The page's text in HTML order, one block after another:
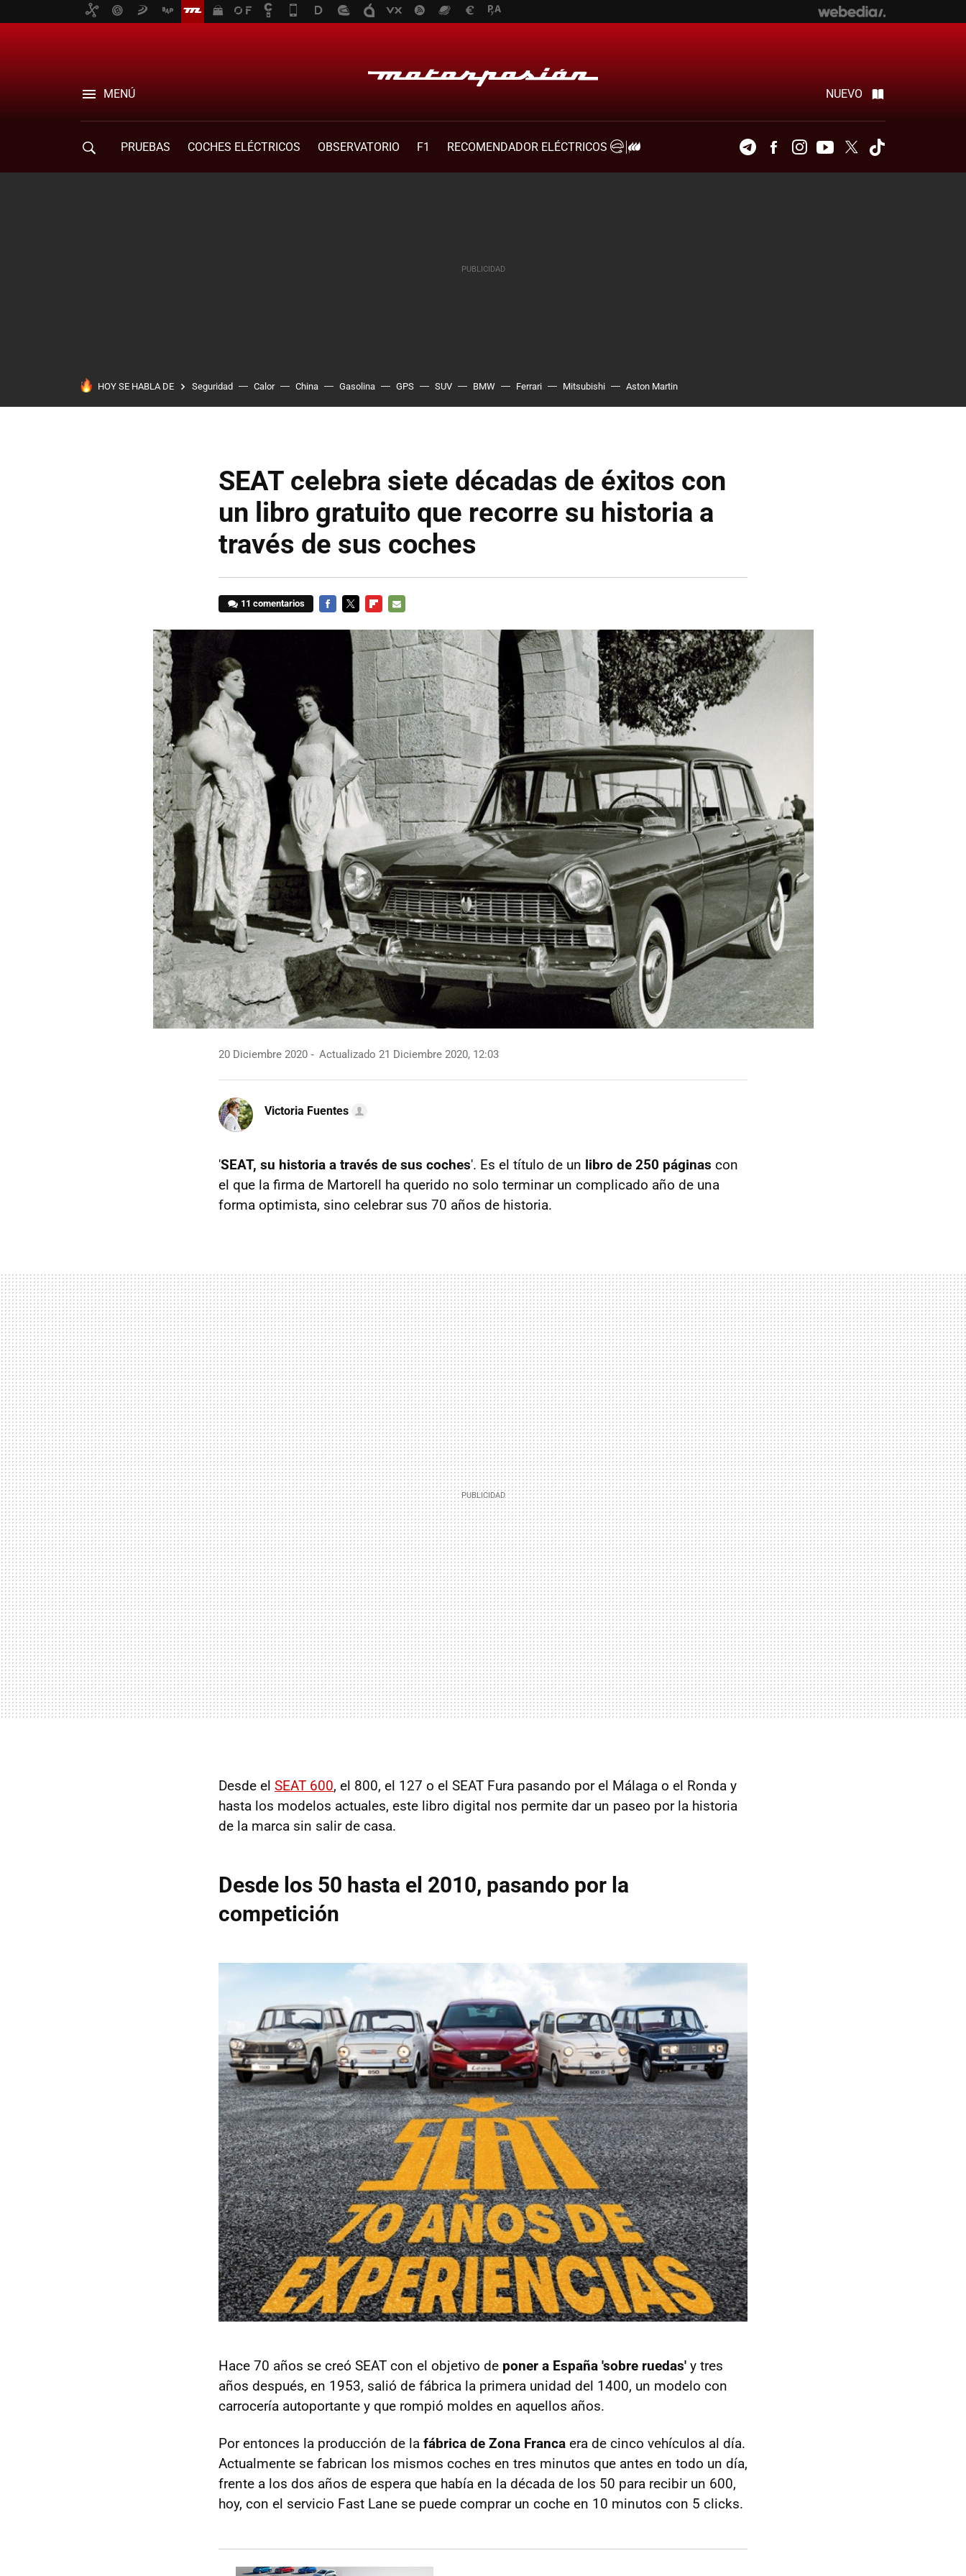
MENÚ NUEVO
PRUEBAS COCHES ELÉCTRICOS OBSERVATORIO F1
RECOMENDADOR ELÉCTRICOS
TelegramFacebookInstagramYoutubeTwitter
HOY SE HABLA DE Seguridad Calor China Gasolina GPS SUV BMW Ferrari Mitsubishi Aston Martin
SEAT celebra siete décadas de éxitos con
un libro gratuito que recorre su historia a
través de sus coches
11 comentarios
MAIL
20 Diciembre 2020 Actualizado 21 Diciembre 2020, 12:03
Victoria Fuentes
'SEAT, su historia a través de sus coches'. Es el título de un libro de 250 páginas con
el que la firma de Martorell ha querido no solo terminar un complicado año de una
forma optimista, sino celebrar sus 70 años de historia.
Desde el SEAT 600, el 800, el 127 o el SEAT Fura pasando por el Málaga o el Ronda y
hasta los modelos actuales, este libro digital nos permite dar un paseo por la historia
de la marca sin salir de casa.
Desde los 50 hasta el 2010, pasando por la
competición
Hace 70 años se creó SEAT con el objetivo de poner a España 'sobre ruedas' y tres
años después, en 1953, salió de fábrica la primera unidad del 1400, un modelo con
carrocería autoportante y que rompió moldes en aquellos años.
Por entonces la producción de la fábrica de Zona Franca era de cinco vehículos al día.
Actualmente se fabrican los mismos coches en tres minutos que antes en todo un día,
frente a los dos años de espera que había en la década de los 50 para recibir un 600,
hoy, con el servicio Fast Lane se puede comprar un coche en 10 minutos con 5 clicks.